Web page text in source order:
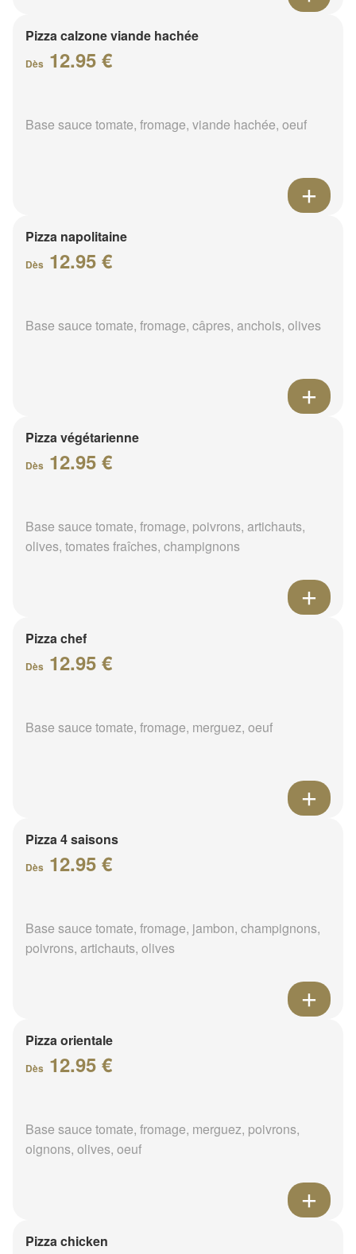
Pizza calzone viande hachée
Dès 12.95 €
Base sauce tomate, fromage, viande hachée, oeuf
Pizza napolitaine
Dès 12.95 €
Base sauce tomate, fromage, câpres, anchois, olives
Pizza végétarienne
Dès 12.95 €
Base sauce tomate, fromage, poivrons, artichauts,
olives, tomates fraîches, champignons
Pizza chef
Dès 12.95 €
Base sauce tomate, fromage, merguez, oeuf
Pizza 4 saisons
Dès 12.95 €
Base sauce tomate, fromage, jambon, champignons,
poivrons, artichauts, olives
Pizza orientale
Dès 12.95 €
Base sauce tomate, fromage, merguez, poivrons,
oignons, olives, oeuf
Pizza chicken